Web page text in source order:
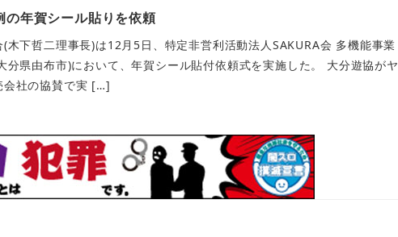
年賀シール貼りを依頼
木下哲二理事長)は12月5日、特定非営利活動法人SAKURA会 多機能事業
分県由布市)において、年賀シール貼付依頼式を実施した。 大分遊協がヤ
会社の協賛で実 […]